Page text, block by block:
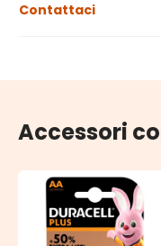
Contattaci
Accessori